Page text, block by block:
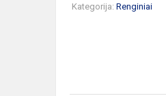
Kategorija: Renginiai